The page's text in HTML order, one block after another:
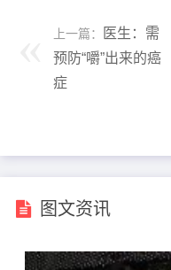
上一篇：
医生：需
预防“嚼”出来的癌
症
图文资讯